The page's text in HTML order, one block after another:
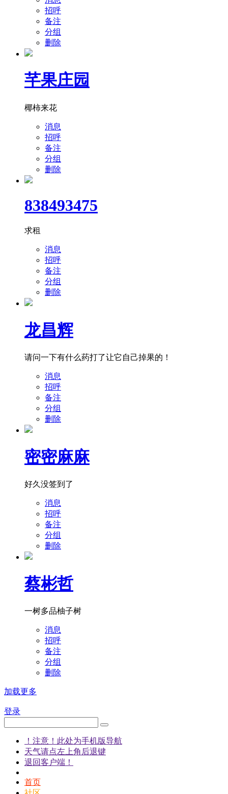
招呼
备注
分组
删除
芊果庄园
椰柿来花
消息
招呼
备注
分组
删除
838493475
求租
消息
招呼
备注
分组
删除
龙昌辉
请问一下有什么药打了让它自己掉果的！
消息
招呼
备注
分组
删除
密密麻麻
好久没签到了
消息
招呼
备注
分组
删除
蔡彬哲
一树多品柚子树
消息
招呼
备注
分组
删除
加载更多
登录
！注意！此处为手机版导航
天气请点左上角后退键
退回客户端！
首页